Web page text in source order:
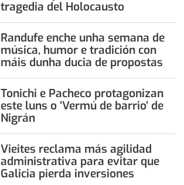
tragedia del Holocausto
Randufe enche unha semana de
música, humor e tradición con
máis dunha ducia de propostas
Tonichi e Pacheco protagonizan
este luns o ‘Vermú de barrio’ de
Nigrán
Vieites reclama más agilidad
administrativa para evitar que
Galicia pierda inversiones